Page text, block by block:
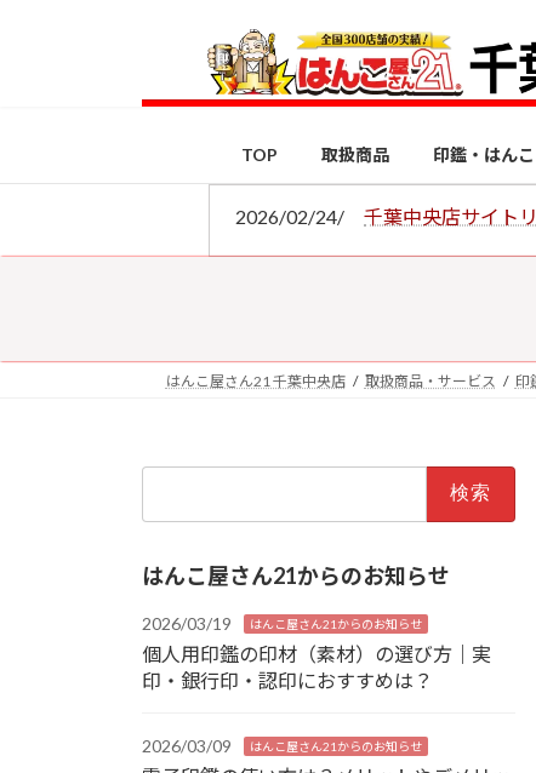
ス
ン
TOP 取扱商品 印鑑・はんこ
2026/02/24/ 千葉中央店サイト
はんこ屋さん21 千葉中央店 取扱商品・サービス 印
はんこ屋さん21からのお知らせ
2026/03/19 はんこ屋さん21からのお知らせ
個人用印鑑の印材（素材）の選び方｜実
印・銀行印・認印におすすめは？
2026/03/09 はんこ屋さん21からのお知らせ